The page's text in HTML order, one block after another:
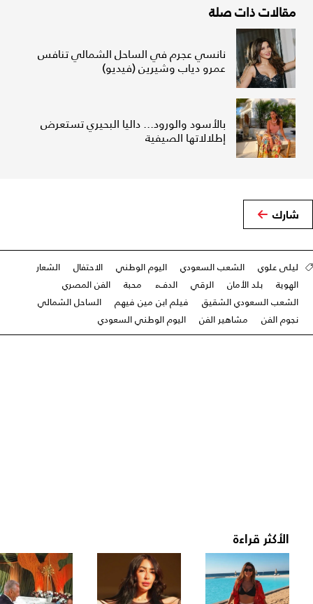
مقالات ذات صلة
نانسي عجرم في الساحل الشمالي تنافس
عمرو دياب وشيرين (فيديو)
بالأسود والورود... داليا البحيري تستعرض
إطلالاتها الصيفية
شارك
ليلى علوي الشعب السعودي اليوم الوطني الاحتفال
الشعار
الهوية
بلد الأمان الرقي الدفء محبة
الفن المصري
الشعب السعودي الشقيق
فيلم ابن مين فيهم
الساحل الشمالي
نجوم الفن
مشاهير الفن اليوم الوطني السعودي
الأكثر قراءة